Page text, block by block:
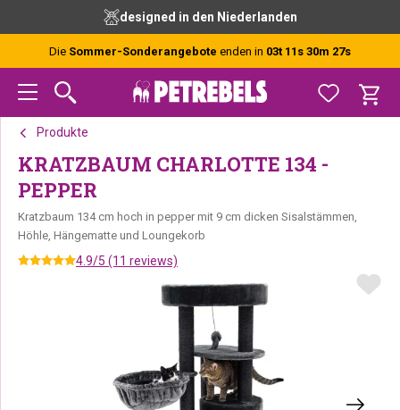
content
designed in den Niederlanden
Die Sommer-Sonderangebote enden in 03t 11s 30m 27s
Produkte
KRATZBAUM CHARLOTTE 134 -
PEPPER
Kratzbaum 134 cm hoch in pepper mit 9 cm dicken Sisalstämmen,
Höhle, Hängematte und Loungekorb
4.9/5 (11 reviews)